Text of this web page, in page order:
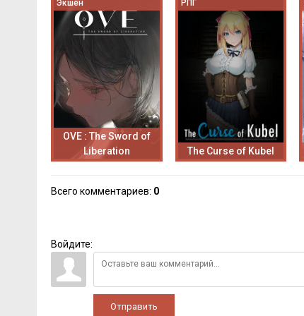
Экшен
OVE : The Sword of
Liberation
РПГ
The Curse of Kubel
Всего комментариев: 0
Войдите:
Отправить